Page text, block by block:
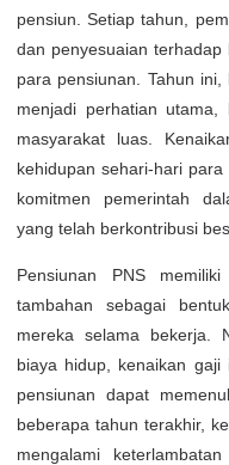
pensiun. Setiap tahun,
dan penyesuaian
para pensiunan. Tahun
menjadi perhatian
masyarakat luas.
kehidupan sehari-hari
komitmen pemerintah
yang telah berkontribusi
Pensiunan PNS
tambahan sebagai
mereka selama bekerja.
biaya hidup, kenaikan
pensiunan dapat
beberapa tahun terakhir,
mengalami